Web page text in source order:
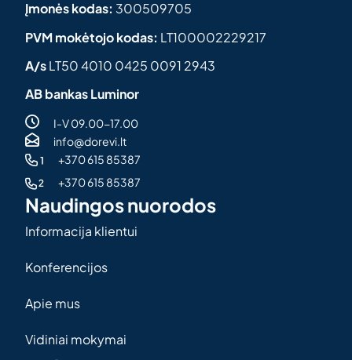
Įmonės kodas: 300509705
PVM mokėtojo kodas: LT100002229217
A/sLT50 4010 0425 0091 2943
AB bankas Luminor
I-V 09.00-17.00
+370 615 85387
info@dorevi.lt
+370 615 85387
Naudingos nuorodos
Informacija klientui
Konferencijos
Apie mus
Vidiniai mokymai